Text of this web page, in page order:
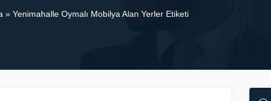
» Yenimahalle Oymalı Mobilya Alan Yerler Etiketi